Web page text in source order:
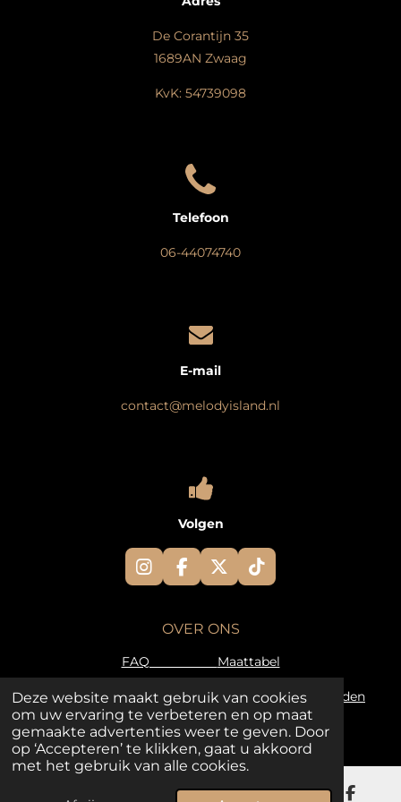
Deze website maakt gebruik van cookies
om uw ervaring te verbeteren en op maat
gemaakte advertenties weer te geven. Door
op ‘Accepteren’ te klikken, gaat u akkoord
met het gebruik van alle cookies.
De Corantijn 35
1689AN Zwaag
KvK: 54739098
Telefoon
06-44074740
E-mail
contact@melodyisland.nl
Volgen
I
n
g
r
a
m
F
a
e
o
k
X
T
i
k
OVER ONS
FAQ Maattabel
Retourvoorwaarden
Algemene voorwaarden
© 2025 - 2026 Melody Island